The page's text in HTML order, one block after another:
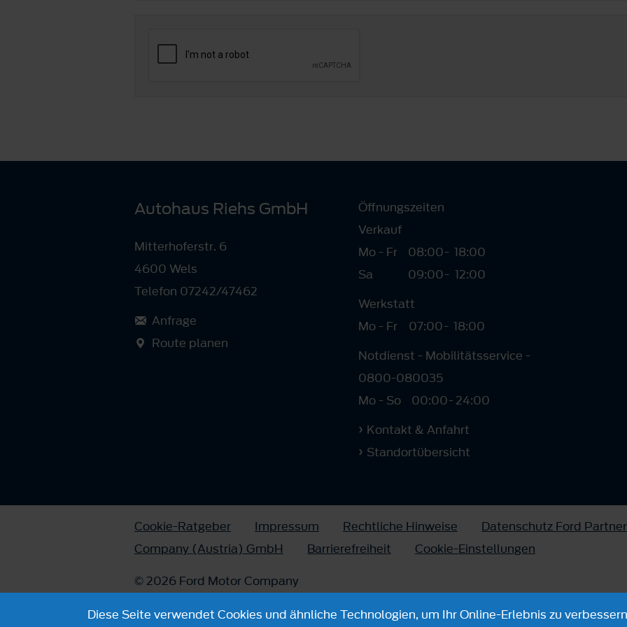
Autohaus Riehs GmbH
Mitterhoferstr. 6
4600 Wels
Telefon 07242/47462
Anfrage
Route planen
Öffnungszeiten
Verkauf
Mo - Fr
08:00- 18:00
Sa
09:00- 12:00
Werkstatt
Mo - Fr
07:00- 18:00
Notdienst - Mobilitätsservice -
0800-080035
Mo - So
00:00-24:00
Kontakt & Anfahrt
Standortübersicht
Cookie-Ratgeber Impressum Rechtliche Hinweise Datenschutz Ford Partner
Company (Austria) GmbH
Barrierefreiheit
Cookie-Einstellungen
© 2026 Ford Motor Company
Diese Seite verwendet Cookies und ähnliche Technologien, um Ihr Online-Erlebnis zu